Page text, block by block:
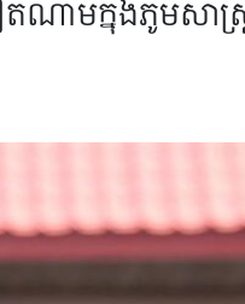
តណាមក្នុងភូមិសា